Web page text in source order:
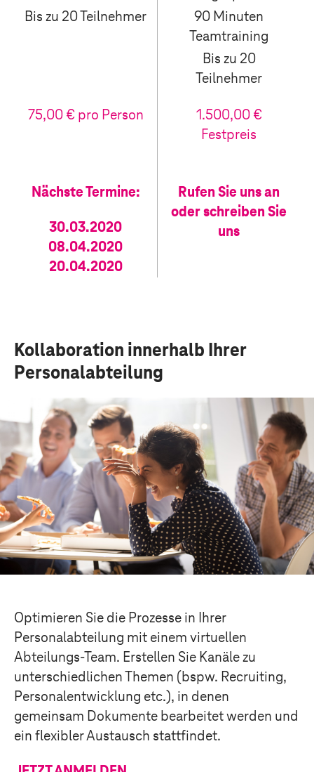
Bis zu 20 Teilnehmer
90 Minuten
Teamtraining
Bis zu 20
Teilnehmer
75,00 € pro Person
1.500,00 €
Festpreis
Nächste Termine:
30.03.2020
08.04.2020
20.04.2020
Rufen Sie uns an
oder schreiben Sie
uns
Kollaboration innerhalb Ihrer
Personalabteilung
Optimieren Sie die Prozesse in Ihrer
Personalabteilung mit einem virtuellen
Abteilungs-Team. Erstellen Sie Kanäle zu
unterschiedlichen Themen (bspw. Recruiting,
Personalentwicklung etc.), in denen
gemeinsam Dokumente bearbeitet werden und
ein flexibler Austausch stattfindet.